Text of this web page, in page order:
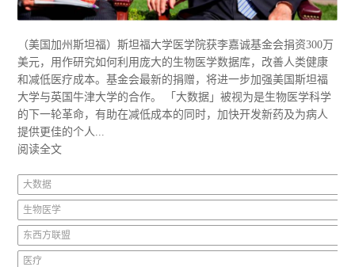
（美国加州斯坦福）斯坦福大学医学院获李嘉诚基金会捐资300万
美元，用作研究如何利用庞大的生物医学数据库，改善人类健康
和减低医疗成本。基金会最新的捐赠，将进一步加强美国斯坦福
大学与英国牛津大学的合作。 「大数据」被视为是生物医学科学
的下一轮革命，有助在减低成本的同时，加快开发新药及为病人
提供更佳的个人...
阅读全文
大数据
生物医学
东西方联盟
医疗